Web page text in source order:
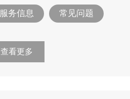
服务信息 常见问题
查看更多